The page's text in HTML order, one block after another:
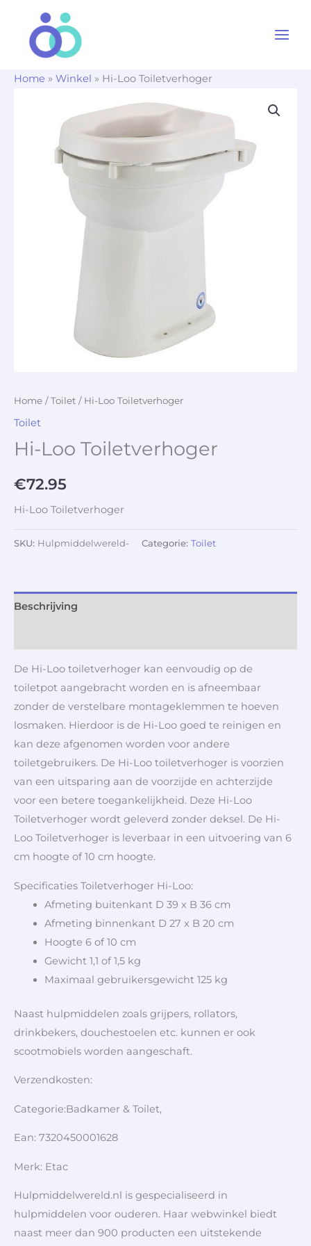
Home » Winkel » Hi-Loo Toiletverhoger
Home /Toilet / Hi-Loo Toiletverhoger
Toilet
Hi-Loo Toiletverhoger
€72.95
Hi-Loo Toiletverhoger
SKU: Hulpmiddelwereld- Categorie: Toilet
Beschrijving
De Hi-Loo toiletverhoger kan eenvoudig op de
toiletpot aangebracht worden en is afneembaar
zonder de verstelbare montageklemmen te hoeven
losmaken. Hierdoor is de Hi-Loo goed te reinigen en
kan deze afgenomen worden voor andere
toiletgebruikers. De Hi-Loo toiletverhoger is voorzien
van een uitsparing aan de voorzijde en achterzijde
voor een betere toegankelijkheid. Deze Hi-Loo
Toiletverhoger wordt geleverd zonder deksel. De Hi-
Loo Toiletverhoger is leverbaar in een uitvoering van 6
cm hoogte of 10 cm hoogte.
Specificaties Toiletverhoger Hi-Loo:
Afmeting buitenkant D 39 x B 36 cm
Afmeting binnenkant D 27 x B 20 cm
Hoogte 6 of 10 cm
Gewicht 1,1 of 1,5 kg
Maximaal gebruikersgewicht 125 kg
Naast hulpmiddelen zoals grijpers, rollators,
drinkbekers, douchestoelen etc. kunnen er ook
scootmobiels worden aangeschaft.
Verzendkosten:
Categorie:Badkamer & Toilet,
Ean: 7320450001628
Merk: Etac
Hulpmiddelwereld.nl is gespecialiseerd in
hulpmiddelen voor ouderen. Haar webwinkel biedt
naast meer dan 900 producten een uitstekende